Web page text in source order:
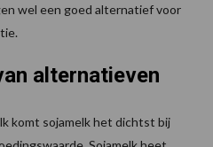
wel een goed alternatief voor
alternatieven
komt sojamelk het dichtst bij